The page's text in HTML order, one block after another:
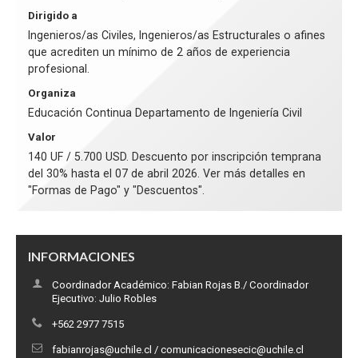
INFORMACIONES
Coordinador Académico: Fabian Rojas B./ Coordinador
Ejecutivo: Julio Robles
+562 2977 7515
fabianrojas@uchile.cl / comunicacionesecic@uchile.cl
Dirigido a
Ingenieros/as Civiles, Ingenieros/as Estructurales o afines
que acrediten un mínimo de 2 años de experiencia
profesional.
Organiza
Educación Continua Departamento de Ingeniería Civil
Valor
140 UF / 5.700 USD. Descuento por inscripción temprana
del 30% hasta el 07 de abril 2026. Ver más detalles en
"Formas de Pago" y "Descuentos".